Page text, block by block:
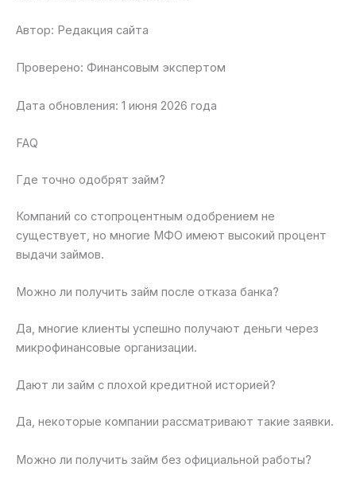
Автор: Редакция сайта
Проверено: Финансовым экспертом
Дата обновления: 1 июня 2026 года
FAQ
Где точно одобрят займ?
Компаний со стопроцентным одобрением не
существует, но многие МФО имеют высокий процент
выдачи займов.
Можно ли получить займ после отказа банка?
Да, многие клиенты успешно получают деньги через
микрофинансовые организации.
Дают ли займ с плохой кредитной историей?
Да, некоторые компании рассматривают такие заявки.
Можно ли получить займ без официальной работы?